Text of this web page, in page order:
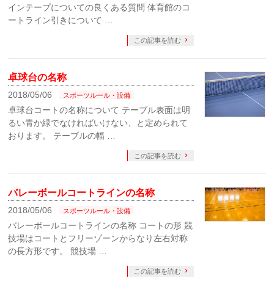
インテープについての良くある質問 体育館のコ
ートライン引きについて …
この記事を読む
卓球台の名称
2018/05/06 スポーツルール・設備
卓球台コートの名称について テーブル表面は明
るい青か緑でなければいけない、と定められて
おります。 テーブルの幅 …
この記事を読む
バレーボールコートラインの名称
2018/05/06 スポーツルール・設備
バレーボールコートラインの名称 コートの形 競
技場はコートとフリーゾーンからなり左右対称
の長方形です。 競技場 …
この記事を読む